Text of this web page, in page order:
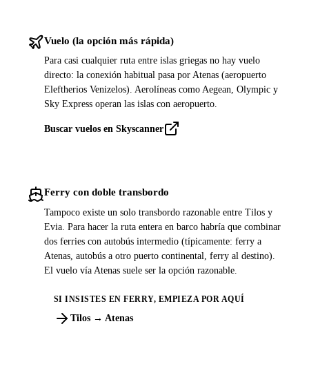
Vuelo (la opción más rápida)
Para casi cualquier ruta entre islas griegas no hay vuelo
directo: la conexión habitual pasa por Atenas (aeropuerto
Eleftherios Venizelos). Aerolíneas como Aegean, Olympic y
Sky Express operan las islas con aeropuerto.
Buscar vuelos en Skyscanner
Ferry con doble transbordo
Tampoco existe un solo transbordo razonable entre Tilos y
Evia. Para hacer la ruta entera en barco habría que combinar
dos ferries con autobús intermedio (típicamente: ferry a
Atenas, autobús a otro puerto continental, ferry al destino).
El vuelo vía Atenas suele ser la opción razonable.
SI INSISTES EN FERRY, EMPIEZA POR AQUÍ
Tilos → Atenas